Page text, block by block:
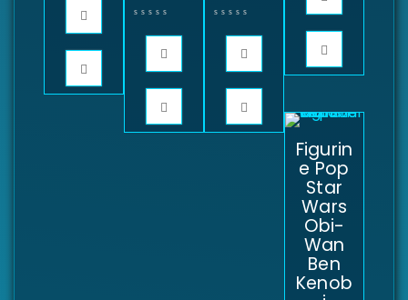
Figurin
e Pop
Star
Wars
Obi-
Wan
Ben
Kenob